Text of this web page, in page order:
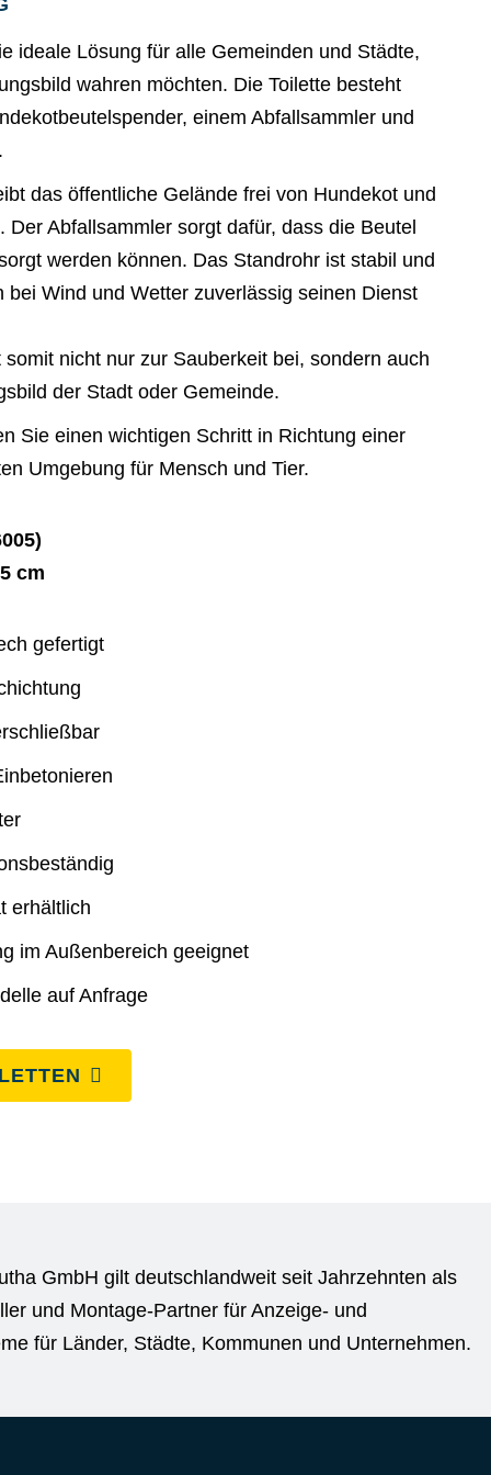
ideale Lösung für alle Gemeinden und Städte,
wahren möchten. Die Toilette besteht
einem Abfallsammler und
das öffentliche Gelände frei von Hundekot und
Abfallsammler sorgt dafür, dass die Beutel
werden können. Das Standrohr ist stabil und
bei Wind und Wetter zuverlässig seinen Dienst
nicht nur zur Sauberkeit bei, sondern auch
der Stadt oder Gemeinde.
Sie einen wichtigen Schritt in Richtung einer
Umgebung für Mensch und Tier.
cm
gefertigt
erhältlich
im Außenbereich geeignet
auf Anfrage
GmbH gilt deutschlandweit seit Jahrzehnten als
und Montage-Partner für Anzeige- und
für Länder, Städte, Kommunen und Unternehmen.